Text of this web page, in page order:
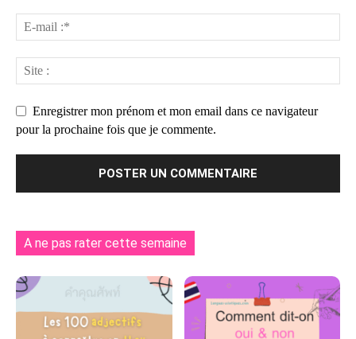
Enregistrer mon prénom et mon email dans ce navigateur
pour la prochaine fois que je commente.
A ne pas rater cette semaine